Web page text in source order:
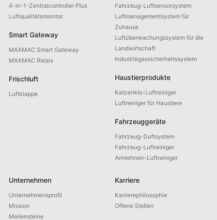
4-in-1-Zentralcontroller Plus
Luftqualitätsmonitor
Smart Gateway
MAXMAC Smart Gateway
MAXMAC Relais
Frischluft
Luftklappe
Fahrzeug-Luftsensorsystem
Luftmanagementsystem für
Zuhause
Luftüberwachungssystem für die
Landwirtschaft
Industriegassicherheitssystem
Haustierprodukte
Katzenklo-Luftreiniger
Luftreiniger für Haustiere
Fahrzeuggeräte
Fahrzeug-Duftsystem
Fahrzeug-Luftreiniger
Armlehnen-Luftreiniger
Unternehmen
Unternehmensprofil
Mission
Meilensteine
Karriere
Karrierephilosophie
Offene Stellen